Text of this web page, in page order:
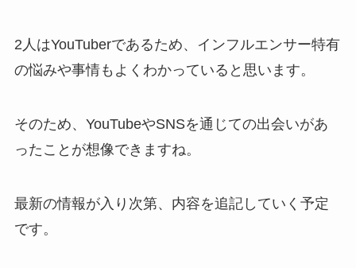
2人はYouTuberであるため、インフルエンサー特有
の悩みや事情もよくわかっていると思います。
そのため、YouTubeやSNSを通じての出会いがあ
ったことが想像できますね。
最新の情報が入り次第、内容を追記していく予定
です。